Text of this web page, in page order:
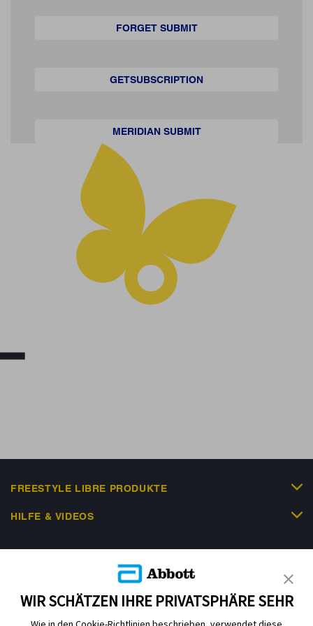
FORGET SUBMIT
GETSUBSCRIPTION
MERIDIAN SUBMIT
FREESTYLE LIBRE PRODUKTE
HILFE & VIDEOS
WIR SCHÄTZEN IHRE PRIVATSPHÄRE SEHR